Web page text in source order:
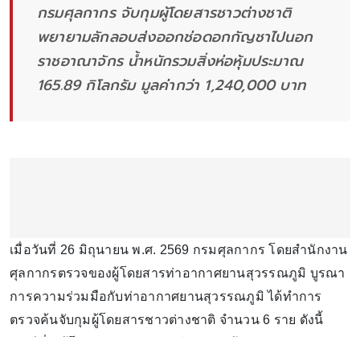
กรมศุลกากร จับกุมผู้โดยสารชาวต่างชาติ
พยายามลักลอบส่งออกช่อดอกกัญชาไปนอก
ราชอาณาจักร น้ำหนักรวมสิ่งห่อหุ้มประมาณ
165.89 กิโลกรัม มูลค่ากว่า 1,240,000 บาท
เมื่อวันที่ 26 มิถุนายน พ.ศ. 2569 กรมศุลกากร โดยสำนักงาน
ศุลกากรตรวจของผู้โดยสารท่าอากาศยานสุวรรณภูมิ บูรณา
การความร่วมมือกับท่าอากาศยานสุวรรณภูมิ ได้ทำการ
ตรวจค้นจับกุมผู้โดยสารชาวต่างชาติ จำนวน 6 ราย ดังนี้